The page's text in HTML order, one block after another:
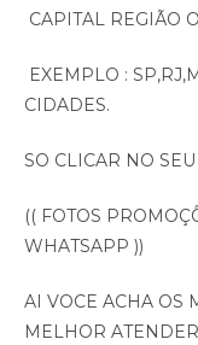
CAPITAL REGIÃO
EXEMPLO :
CIDADES.
SO CLICAR NO
(( FOTOS
WHATSAPP ))
AI VOCE ACHA OS
MELHOR